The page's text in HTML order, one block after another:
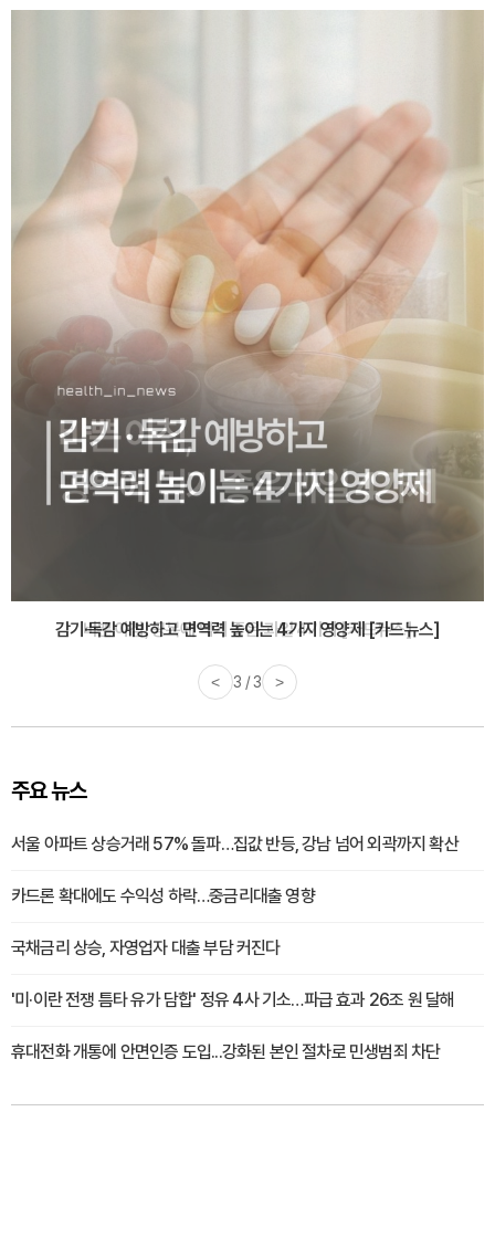
바쁜 아침, 공복에 먹기 좋은 과일 4가지 [카드뉴스]
< 1 / 3 >
주요 뉴스
서울 아파트 상승거래 57% 돌파…집값 반등, 강남 넘어 외곽까지 확산
카드론 확대에도 수익성 하락…중금리대출 영향
국채금리 상승, 자영업자 대출 부담 커진다
'미·이란 전쟁 틈타 유가 담합' 정유 4사 기소…파급 효과 26조 원 달해
휴대전화 개통에 안면인증 도입...강화된 본인 절차로 민생범죄 차단